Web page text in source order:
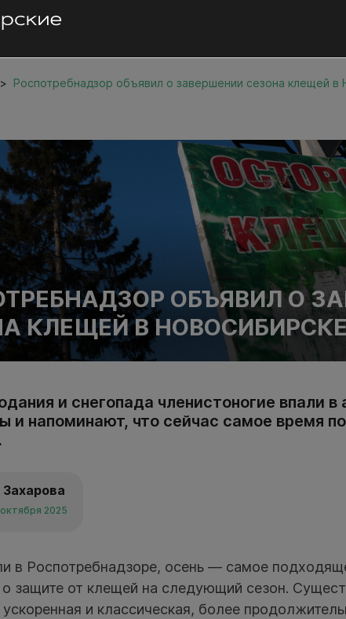
Роспотребнадзор объявил о завершении сезона клещей в
ОБЪЯВИЛ О
КЛЕЩЕЙ В НОВОСИБИРСКЕ
и снегопада членистоногие впали
и напоминают, что сейчас самое время
октября 2025
в Роспотребнадзоре, осень — самое
о защите от клещей на следующий сезон.
и классическая, более